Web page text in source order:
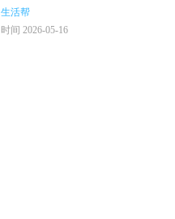
生活帮
时间 2026-05-16